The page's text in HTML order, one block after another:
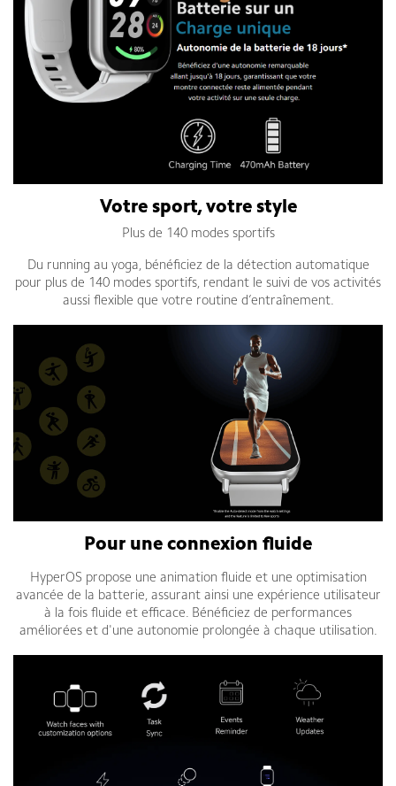
Votre sport, votre style
Plus de 140 modes sportifs
Du running au yoga, bénéficiez de la détection automatique
pour plus de 140 modes sportifs, rendant le suivi de vos activités
aussi flexible que votre routine d’entraînement.
Pour une connexion fluide
HyperOS propose une animation fluide et une optimisation
avancée de la batterie, assurant ainsi une expérience utilisateur
à la fois fluide et efficace. Bénéficiez de performances
améliorées et d'une autonomie prolongée à chaque utilisation.